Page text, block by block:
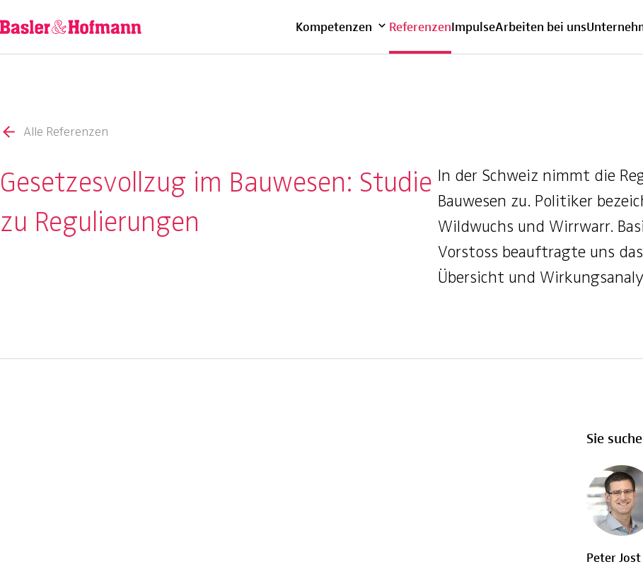
Kompetenzen
ReferenzenImpulseArbeiten bei uns
Alle Referenzen
Gesetzesvollzug im Bauwesen: Studie
zu Regulierungen
In der Schweiz nimmt die
Bauwesen zu. Politiker
Wildwuchs und Wirrwarr.
Vorstoss beauftragte uns
Übersicht und
Sie
Peter Jost